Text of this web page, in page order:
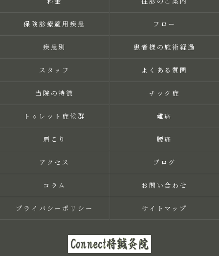
保険診療適用疾患 フロー
疾患別 患者様の施術経過
スタッフ よくある質問
当院の特徴 チック症
トゥレット症候群 難病
肩こり 腰痛
アクセス ブログ
コラム お問い合わせ
プライバシーポリシー サイトマップ